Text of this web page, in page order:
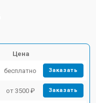
Цена
бесплатно Заказать
от 3500 ₽ Заказать